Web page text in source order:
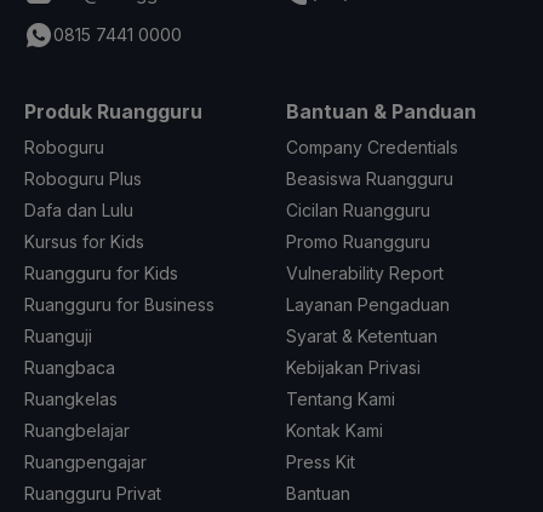
0815 7441 0000
Produk Ruangguru
Roboguru
Roboguru Plus
Dafa dan Lulu
Kursus for Kids
Ruangguru for Kids
Ruangguru for Business
Ruanguji
Ruangbaca
Ruangkelas
Ruangbelajar
Ruangpengajar
Ruangguru Privat
Bantuan & Panduan
Company Credentials
Beasiswa Ruangguru
Cicilan Ruangguru
Promo Ruangguru
Vulnerability Report
Layanan Pengaduan
Syarat & Ketentuan
Kebijakan Privasi
Tentang Kami
Kontak Kami
Press Kit
Bantuan